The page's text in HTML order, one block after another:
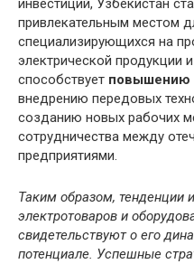
инвестиций, Узбекистан
привлекательным местом
специализирующихся на
электрической продукции
способствует повышению
внедрению передовых
созданию новых рабочих
сотрудничества между
предприятиями.
Таким образом, тенденции
электротоваров и
свидетельствуют о его
потенциале. Успешные